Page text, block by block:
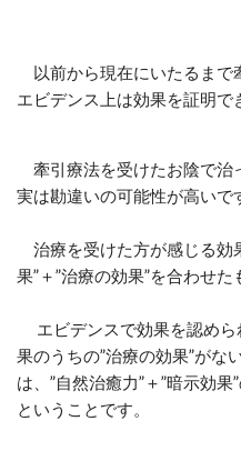
以前から現在にいたるまで
エビデンス上は効果を証明で
牽引療法を受けたお陰で治
実は勘違いの可能性が高いで
治療を受けた方が感じる効
果”＋”治療の効果”を合わせた
エビデンスで効果を認めら
果のうちの”治療の効果”がな
は、”自然治癒力”＋”暗示効
ということです。